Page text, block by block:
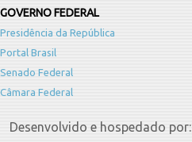
GOVERNO FEDERAL
Presidência da República
Portal Brasil
Senado Federal
Câmara Federal
Desenvolvido e hospedado por: